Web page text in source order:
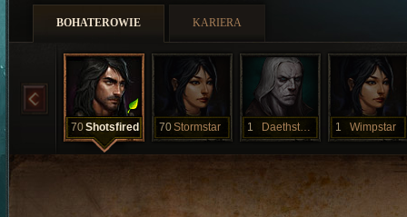
BOHATEROWIE KARIERA
70Shotsfired 70Stormstar 1 Daethstalker 1 Wimpstar